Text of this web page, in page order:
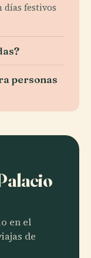
días festivos
personas
en el
de